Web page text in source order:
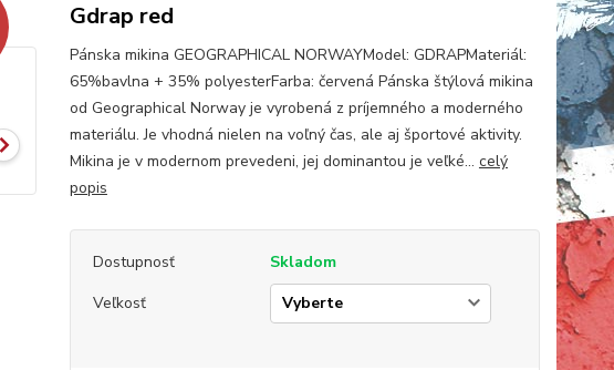
Gdrap red
Pánska mikina GEOGRAPHICAL NORWAYModel: GDRAPMateriál:
65%bavlna + 35% polyesterFarba: červená Pánska štýlová mikina
od Geographical Norway je vyrobená z príjemného a moderného
materiálu. Je vhodná nielen na voľný čas, ale aj športové aktivity.
Mikina je v modernom prevedeni, jej dominantou je veľké... celý
popis
Dostupnosť
Skladom
Veľkosť